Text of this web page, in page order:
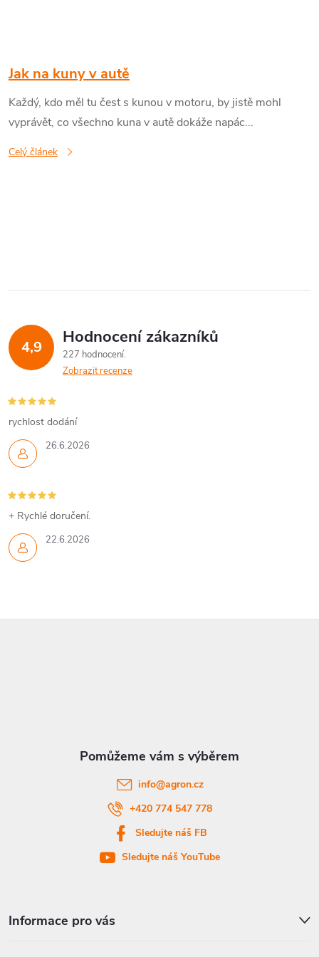
Jak na kuny v autě
Každý, kdo měl tu čest s kunou v motoru, by jistě mohl
vyprávět, co všechno kuna v autě dokáže napác...
Celý článek
l
d
a
c
í
p
r
v
k
y
ý
4,9 Hodnocení zákazníků
227 hodnocení
Zobrazit recenze
26.6.2026
rychlost dodání
22.6.2026
+ Rychlé doručení.
Informace pro vás
info@agron.cz
+420 774 547 778
Sledujte náš FB
Sledujte náš YouTube